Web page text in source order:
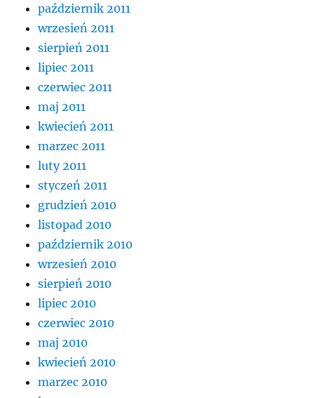
październik 2011
wrzesień 2011
sierpień 2011
lipiec 2011
czerwiec 2011
maj 2011
kwiecień 2011
marzec 2011
luty 2011
styczeń 2011
grudzień 2010
listopad 2010
październik 2010
wrzesień 2010
sierpień 2010
lipiec 2010
czerwiec 2010
maj 2010
kwiecień 2010
marzec 2010